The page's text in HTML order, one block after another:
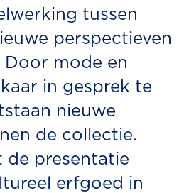
tussen
perspectieven
Door mode en
in gesprek te
nieuwe
de collectie.
de presentatie
erfgoed in